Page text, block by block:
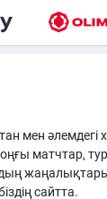
мен әлемдегі
матчтар,
сайтта.